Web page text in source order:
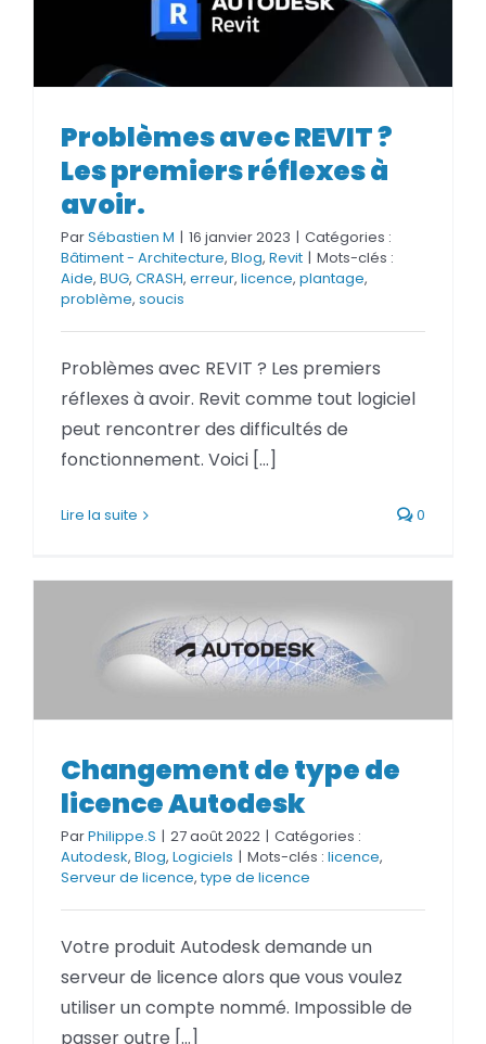
Problèmes avec REVIT ? Les
premiers réflexes à avoir.
Problèmes avec REVIT ?
Les premiers réflexes à
avoir.
ParSébastien M | 16 janvier 2023 | Catégories :
Bâtiment - Architecture, Blog, Revit | Mots-clés :
Aide, BUG, CRASH, erreur, licence, plantage,
problème, soucis
Problèmes avec REVIT ? Les premiers
réflexes à avoir. Revit comme tout logiciel
peut rencontrer des difficultés de
fonctionnement. Voici [...]
Lire la suite 0
Changement de type de
licence Autodesk
Changement de type de
licence Autodesk
ParPhilippe.S | 27 août 2022 | Catégories :
Autodesk, Blog, Logiciels | Mots-clés : licence,
Serveur de licence,type de licence
Votre produit Autodesk demande un
serveur de licence alors que vous voulez
utiliser un compte nommé. Impossible de
passer outre [...]